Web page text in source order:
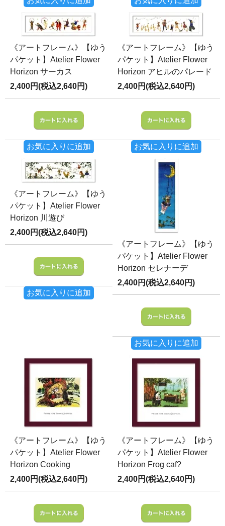
《アートフレーム》【ゆう
パケット】Atelier Flower
Horizon サーカス
2,400円(税込2,640円)
お気に入りに追加
《アートフレーム》【ゆう
パケット】Atelier Flower
Horizon アヒルのパレード
2,400円(税込2,640円)
お気に入りに追加
《アートフレーム》【ゆう
パケット】Atelier Flower
Horizon 川遊び
2,400円(税込2,640円)
お気に入りに追加
《アートフレーム》【ゆう
パケット】Atelier Flower
Horizon セレナーデ
2,400円(税込2,640円)
お気に入りに追加
《アートフレーム》【ゆう
パケット】Atelier Flower
Horizon Cooking
2,400円(税込2,640円)
《アートフレーム》【ゆう
パケット】Atelier Flower
Horizon Frog caf?
2,400円(税込2,640円)